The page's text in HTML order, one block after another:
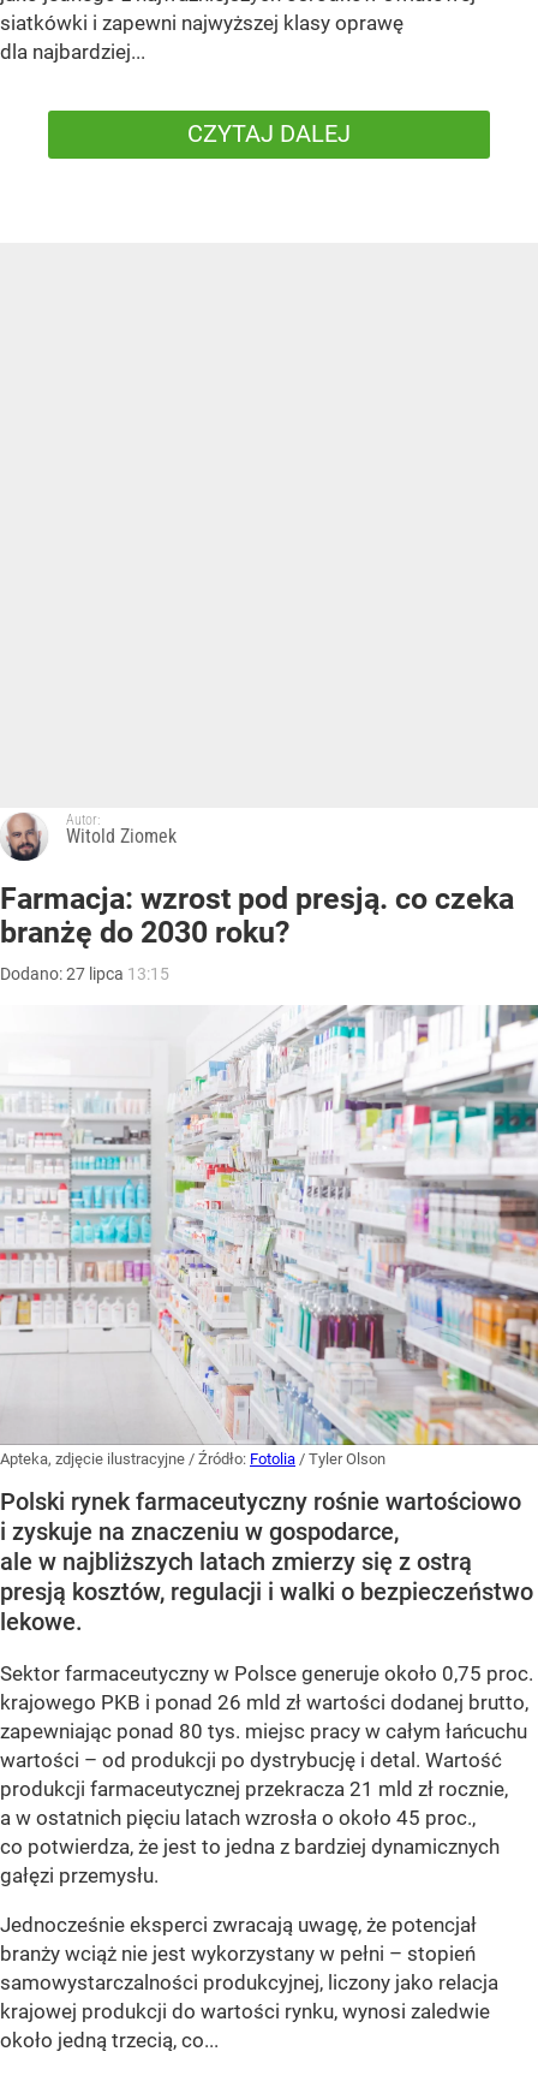
siatkówki i zapewni najwyższej klasy oprawę
dla najbardziej...
CZYTAJ DALEJ
Autor:
Witold Ziomek
Farmacja: wzrost pod presją. co czeka
branżę do 2030 roku?
Dodano:27 lipca 13:15
Apteka, zdjęcie ilustracyjne / Źródło: Fotolia / Tyler Olson
Polski rynek farmaceutyczny rośnie wartościowo
i zyskuje na znaczeniu w gospodarce,
ale w najbliższych latach zmierzy się z ostrą
presją kosztów, regulacji i walki o bezpieczeństwo
lekowe.
Sektor farmaceutyczny w Polsce generuje około 0,75 proc.
krajowego PKB i ponad 26 mld zł wartości dodanej brutto,
zapewniając ponad 80 tys. miejsc pracy w całym łańcuchu
wartości – od produkcji po dystrybucję i detal. Wartość
produkcji farmaceutycznej przekracza 21 mld zł rocznie,
a w ostatnich pięciu latach wzrosła o około 45 proc.,
co potwierdza, że jest to jedna z bardziej dynamicznych
gałęzi przemysłu.
Jednocześnie eksperci zwracają uwagę, że potencjał
branży wciąż nie jest wykorzystany w pełni – stopień
samowystarczalności produkcyjnej, liczony jako relacja
krajowej produkcji do wartości rynku, wynosi zaledwie
około jedną trzecią, co...